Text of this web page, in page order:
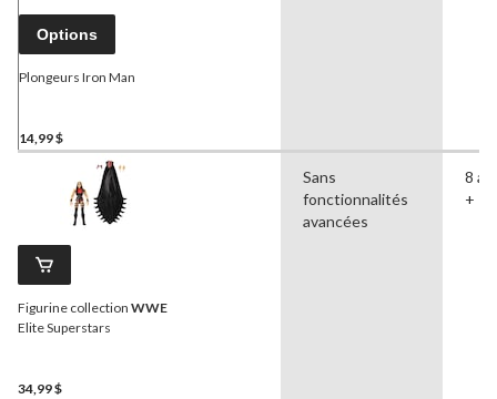
Options
Plongeurs Iron Man
14,99 $
Figurine collection WWE
Elite Superstars
34,99 $
Sans
fonctionnalités
avancées
8
+